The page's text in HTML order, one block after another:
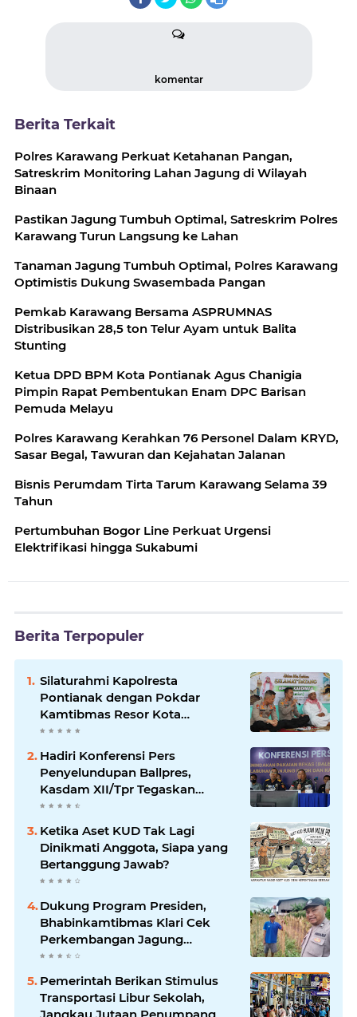
komentar
Berita Terkait
Polres Karawang Perkuat Ketahanan Pangan,
Satreskrim Monitoring Lahan Jagung di Wilayah
Binaan
Pastikan Jagung Tumbuh Optimal, Satreskrim Polres
Karawang Turun Langsung ke Lahan
Tanaman Jagung Tumbuh Optimal, Polres Karawang
Optimistis Dukung Swasembada Pangan
Pemkab Karawang Bersama ASPRUMNAS
Distribusikan 28,5 ton Telur Ayam untuk Balita
Stunting
Ketua DPD BPM Kota Pontianak Agus Chanigia
Pimpin Rapat Pembentukan Enam DPC Barisan
Pemuda Melayu
Polres Karawang Kerahkan 76 Personel Dalam KRYD,
Sasar Begal, Tawuran dan Kejahatan Jalanan
Bisnis Perumdam Tirta Tarum Karawang Selama 39
Tahun
Pertumbuhan Bogor Line Perkuat Urgensi
Elektrifikasi hingga Sukabumi
Berita Terpopuler
Silaturahmi Kapolresta
Pontianak dengan Pokdar
Kamtibmas Resor Kota
Pontianak
Hadiri Konferensi Pers
Penyelundupan Ballpres,
Kasdam XII/Tpr Tegaskan
Sinergisitas Jaga Perbatasan
Ketika Aset KUD Tak Lagi
Dinikmati Anggota, Siapa yang
Bertanggung Jawab?
Dukung Program Presiden,
Bhabinkamtibmas Klari Cek
Perkembangan Jagung
Bersama Petani
Pemerintah Berikan Stimulus
Transportasi Libur Sekolah,
Jangkau Jutaan Penumpang